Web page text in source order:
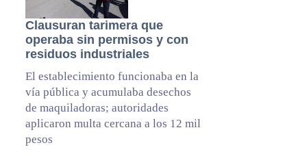
Clausuran tarimera que
operaba sin permisos y con
residuos industriales
El establecimiento funcionaba en la
vía pública y acumulaba desechos
de maquiladoras; autoridades
aplicaron multa cercana a los 12 mil
pesos